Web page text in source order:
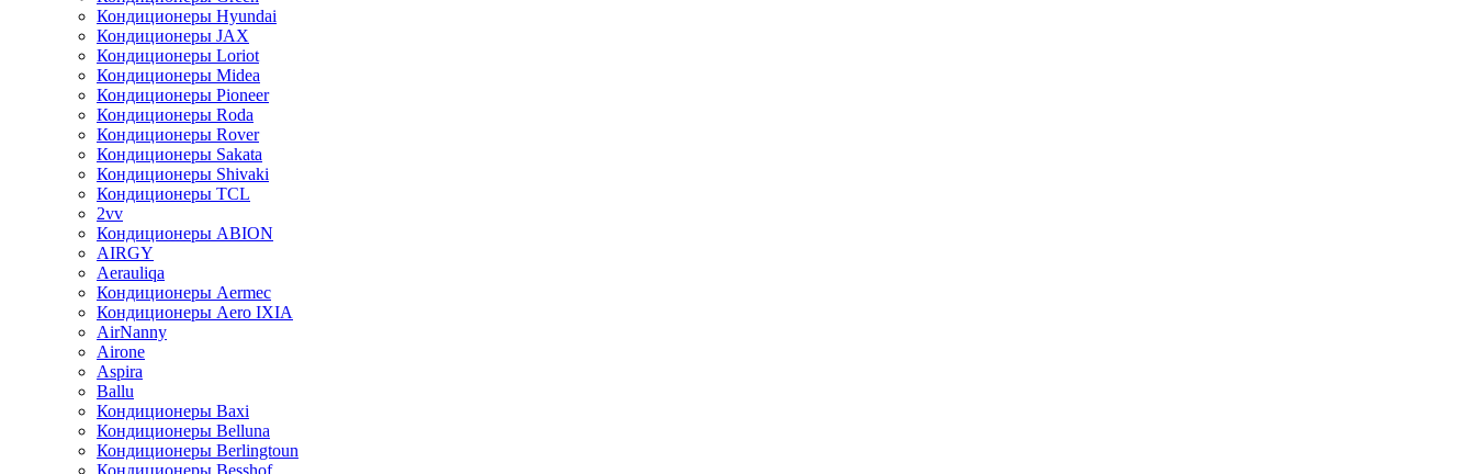
Кондиционеры Hyundai
Кондиционеры JAX
Кондиционеры Loriot
Кондиционеры Midea
Кондиционеры Pioneer
Кондиционеры Roda
Кондиционеры Rover
Кондиционеры Sakata
Кондиционеры Shivaki
Кондиционеры TCL
2vv
Кондиционеры ABION
AIRGY
Aerauliqa
Кондиционеры Aermec
Кондиционеры Aero IXIA
AirNanny
Airone
Aspira
Ballu
Кондиционеры Baxi
Кондиционеры Belluna
Кондиционеры Berlingtoun
Кондиционеры Besshof